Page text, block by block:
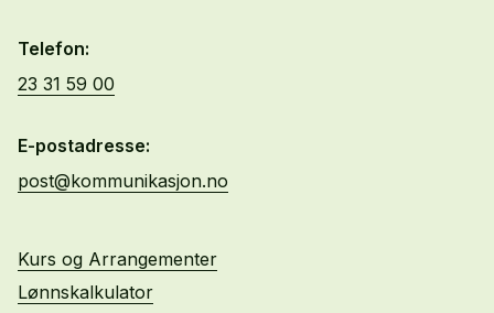
Telefon:
23 31 59 00
E-postadresse:
post@kommunikasjon.no
Kurs og Arrangementer
Lønnskalkulator